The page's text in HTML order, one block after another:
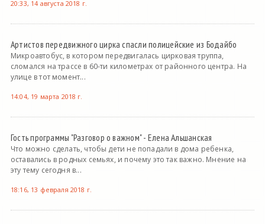
20:33, 14 августа 2018 г.
Артистов передвижного цирка спасли полицейские из Бодайбо
Микроавтобус, в котором передвигалась цирковая труппа,
сломался на трассе в 60-ти километрах от районного центра. На
улице в тот момент...
14:04, 19 марта 2018 г.
Гость программы "Разговор о важном" - Елена Альшанская
Что можно сделать, чтобы дети не попадали в дома ребенка,
оставались в родных семьях, и почему это так важно. Мнение на
эту тему сегодня в...
18:16, 13 февраля 2018 г.